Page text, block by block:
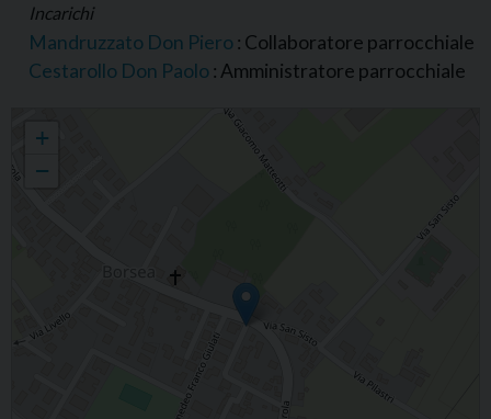
Incarichi
Mandruzzato Don Piero : Collaboratore parrocchiale
Cestarollo Don Paolo : Amministratore parrocchiale
+
−